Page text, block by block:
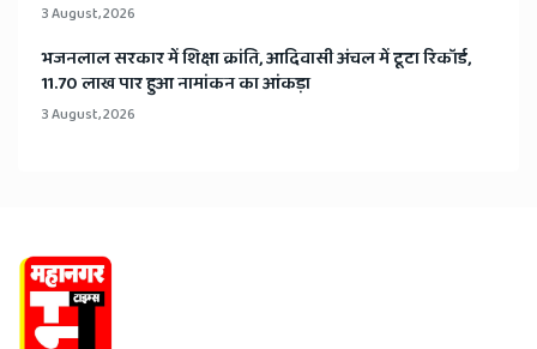
3 August, 2026
भजनलाल सरकार में शिक्षा क्रांति, आदिवासी अंचल में टूटा रिकॉर्ड,
11.70 लाख पार हुआ नामांकन का आंकड़ा
3 August, 2026